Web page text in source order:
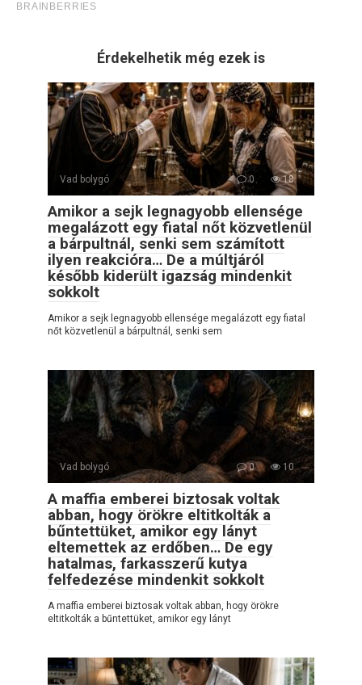
Érdekelhetik még ezek is
Vad bolygó 0 18
Amikor a sejk legnagyobb ellensége
megalázott egy fiatal nőt közvetlenül
a bárpultnál, senki sem számított
ilyen reakcióra… De a múltjáról
később kiderült igazság mindenkit
sokkolt
Amikor a sejk legnagyobb ellensége megalázott egy fiatal
nőt közvetlenül a bárpultnál, senki sem
Vad bolygó 0 10
A maffia emberei biztosak voltak
abban, hogy örökre eltitkolták a
bűntettüket, amikor egy lányt
eltemettek az erdőben… De egy
hatalmas, farkasszerű kutya
felfedezése mindenkit sokkolt
A maffia emberei biztosak voltak abban, hogy örökre
eltitkolták a bűntettüket, amikor egy lányt